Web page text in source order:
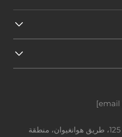
Office add : غرفة 414، رقم 125، طريق هوانغيوان، منطقة